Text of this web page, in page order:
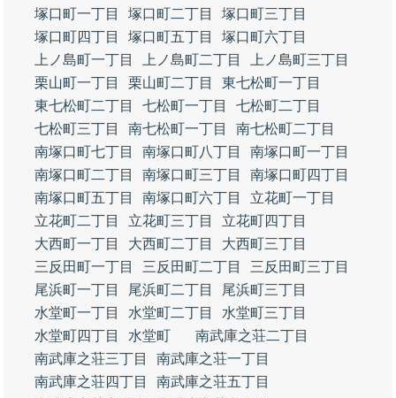
塚口町一丁目
塚口町二丁目
塚口町三丁目
塚口町四丁目
塚口町五丁目
塚口町六丁目
上ノ島町一丁目
上ノ島町二丁目
上ノ島町三丁目
栗山町一丁目
栗山町二丁目
東七松町一丁目
東七松町二丁目
七松町一丁目
七松町二丁目
七松町三丁目
南七松町一丁目
南七松町二丁目
南塚口町七丁目
南塚口町八丁目
南塚口町一丁目
南塚口町二丁目
南塚口町三丁目
南塚口町四丁目
南塚口町五丁目
南塚口町六丁目
立花町一丁目
立花町二丁目
立花町三丁目
立花町四丁目
大西町一丁目
大西町二丁目
大西町三丁目
三反田町一丁目
三反田町二丁目
三反田町三丁目
尾浜町一丁目
尾浜町二丁目
尾浜町三丁目
水堂町一丁目
水堂町二丁目
水堂町三丁目
水堂町四丁目
水堂町
南武庫之荘二丁目
南武庫之荘三丁目
南武庫之荘一丁目
南武庫之荘四丁目
南武庫之荘五丁目